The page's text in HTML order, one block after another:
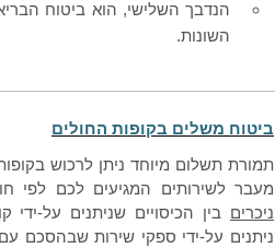
הנדבך השלישי, הוא ביטוח
השונות.
ביטוח משלים בקופות החולים
תמורת תשלום מיוחד ניתן לרכוש
מעבר לשירותים המגיעים לכם לפי
ניכרים בין הכיסויים שניתנים על-
ניתנים על-ידי ספקי שירות שבהסכם